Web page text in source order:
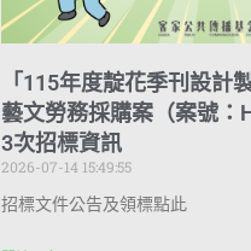
「115年度靛花季刊設計
藝文勞務採購案（案號：
3次招標資訊
2026-07-14 15:49:55
招標文件公告及領標點此